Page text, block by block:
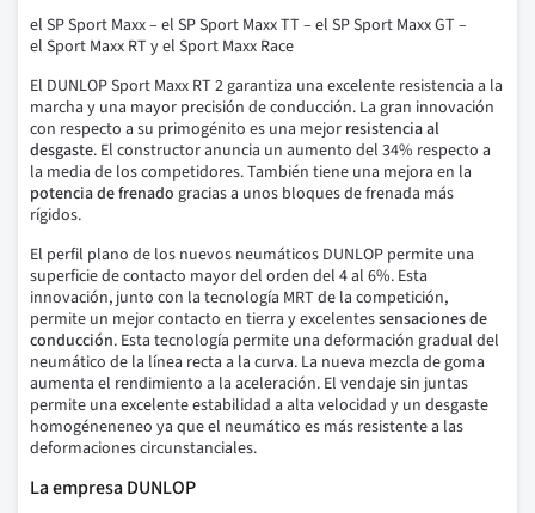
el SP Sport Maxx – el SP Sport Maxx TT – el SP Sport Maxx GT –
el Sport Maxx RT y el Sport Maxx Race
El DUNLOP Sport Maxx RT 2garantiza una excelente resistencia a la
marcha y una mayor precisión de conducción. La gran innovación
con respecto a su primogénito es una mejor resistencia al
desgaste. El constructor anuncia un aumento del 34% respecto a
la media de los competidores.También tiene una mejora en la
potencia de frenado gracias a unos bloques de frenada más
rígidos.
El perfil plano de los nuevos neumáticos DUNLOP permite una
superficie de contacto mayor del orden del 4 al 6%. Esta
innovación, junto con la tecnología MRT de la competición,
permite un mejor contacto en tierra y excelentessensaciones de
conducción. Esta tecnología permite una deformación gradual del
neumático de la línea recta a la curva. La nueva mezcla de goma
aumenta el rendimiento a la aceleración. El vendaje sin juntas
permite una excelente estabilidad a alta velocidad y un desgaste
homogéneneneo ya que el neumático es más resistente a las
deformaciones circunstanciales.
La empresa DUNLOP